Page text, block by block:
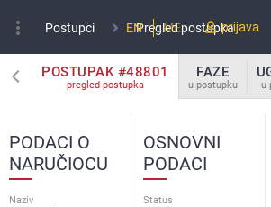
more_vert Postupci Pregled postupka
EN ME prijava
POSTUPAK #48801
pregled postupka
FAZE
u postupku u
OSNOVNI
PODACI
Status
PODACI O
NARUČIOCU
Naziv